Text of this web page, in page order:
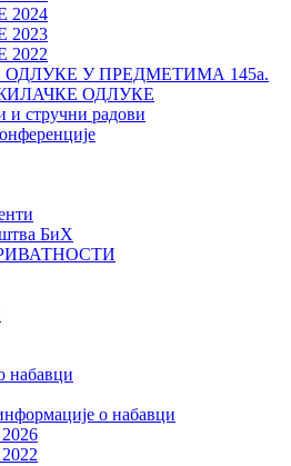
У ПРЕДМЕТИМА 145а.
ОДЛУКЕ
и стручни радови
БиХ
набавци
о набавци